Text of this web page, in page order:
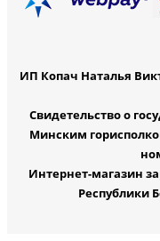
ИП Копач Наталья
Свидетельство о
Минским
Интернет-магазин
Республики